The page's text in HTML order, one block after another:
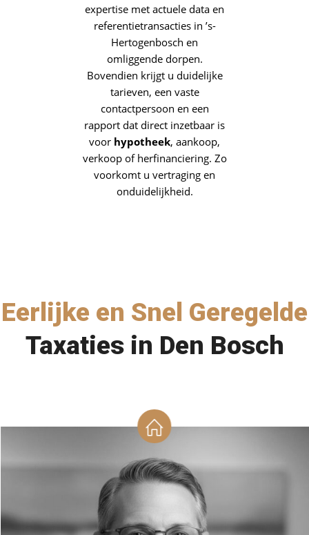
expertise met actuele data en
referentietransacties in ’s-
Hertogenbosch en
omliggende dorpen.
Bovendien krijgt u duidelijke
tarieven, een vaste
contactpersoon en een
rapport dat direct inzetbaar is
voor hypotheek, aankoop,
verkoop of herfinanciering. Zo
voorkomt u vertraging en
onduidelijkheid.
Eerlijke en Snel Geregelde
Taxaties in Den Bosch